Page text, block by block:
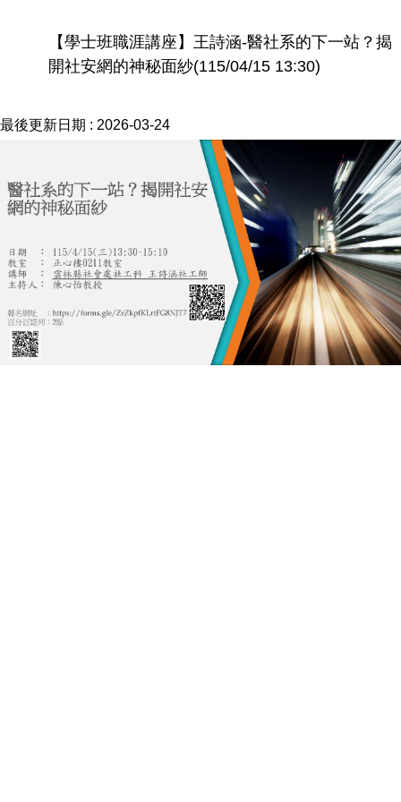
【學士班職涯講座】王詩涵-醫社系的下一站？揭
開社安網的神秘面紗(115/04/15 13:30)
最後更新日期 : 2026-03-24